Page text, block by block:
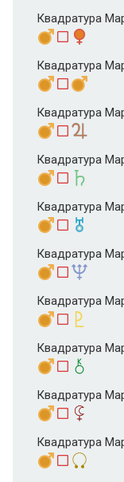
Квадратура
Квадратура
Квадратура
Квадратура
Квадратура
Квадратура
Квадратура
Квадратура
Квадратура
Квадратура